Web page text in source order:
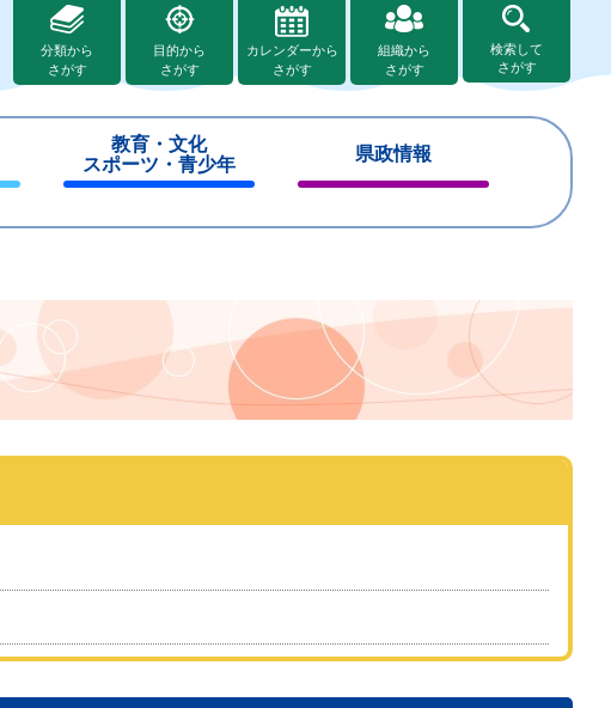
分類から
さがす
目的から
さがす
カレンダーから
さがす
組織から
さがす
検索して
さがす
教育・文化
スポーツ・青少年
じ
県政情報
じ